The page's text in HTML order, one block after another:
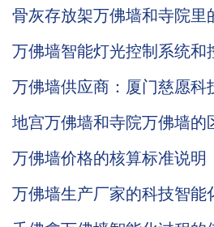
骨灰存放架万佛墙和寺院里
万佛墙智能灯光控制系统和
万佛墙供应商：厦门慈愿科
地宫万佛墙和寺院万佛墙的
万佛墙价格的核算标准说明
万佛墙生产厂家的科技智能